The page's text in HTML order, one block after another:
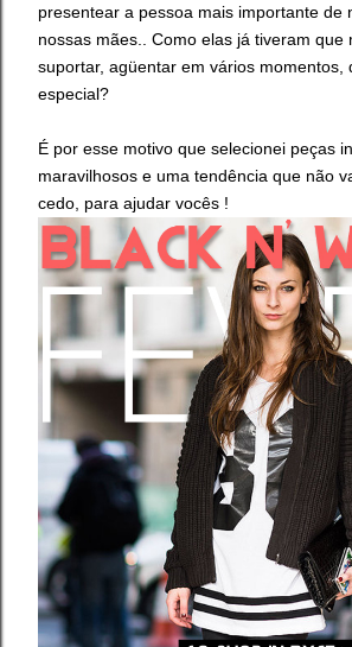
presentear a pessoa mais importante de
nossas mães.. Como elas já tiveram que
suportar, agüentar em vários momentos,
especial?
É por esse motivo que selecionei peças
maravilhosos e uma tendência que não
cedo, para ajudar vocês !